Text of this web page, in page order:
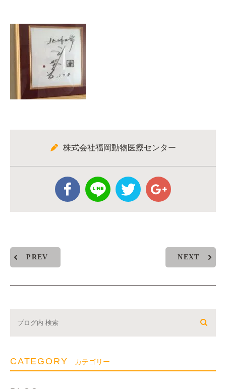
株式会社福岡動物医療センター
PREV NEXT
CATEGORY カテゴリー